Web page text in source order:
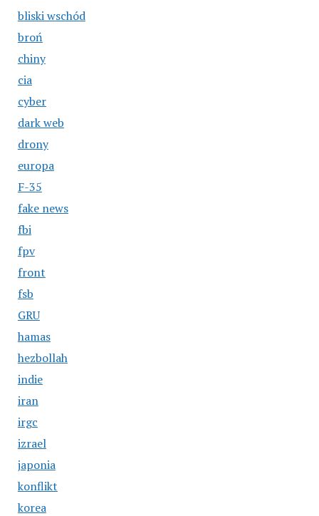
bliski wschód
broń
chiny
cia
cyber
dark web
drony
europa
F-35
fake news
fbi
fpv
front
fsb
GRU
hamas
hezbollah
indie
iran
irgc
izrael
japonia
konflikt
korea